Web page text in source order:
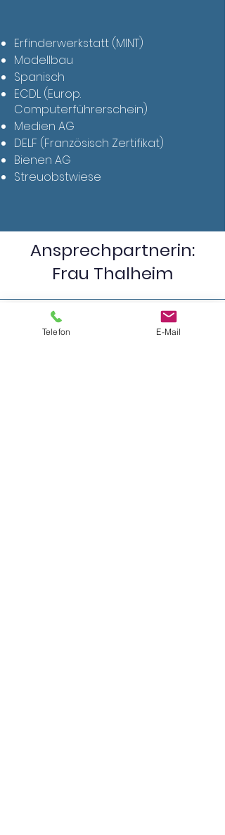
Erfinderwerkstatt (MINT)
Modellbau
Spanisch
ECDL (Europ.
Computerführerschein)
Medien AG
DELF (Französisch Zertifikat)
Bienen AG
Streuobstwiese
Ansprechpartnerin:
Frau Thalheim
Telefon E-Mail